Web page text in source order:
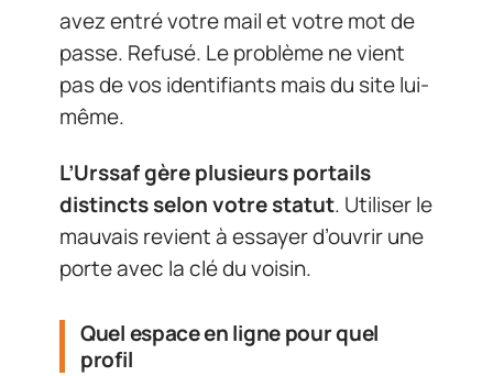
avez entré votre mail et votre mot de
passe. Refusé. Le problème ne vient
pas de vos identifiants mais du site lui-
même.
L’Urssaf gère plusieurs portails
distincts selon votre statut. Utiliser le
mauvais revient à essayer d’ouvrir une
porte avec la clé du voisin.
Quel espace en ligne pour quel
profil